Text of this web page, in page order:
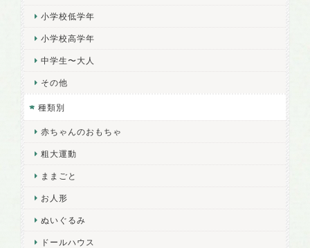
小学校低学年
小学校高学年
中学生〜大人
その他
種類別
赤ちゃんのおもちゃ
粗大運動
ままごと
お人形
ぬいぐるみ
ドールハウス